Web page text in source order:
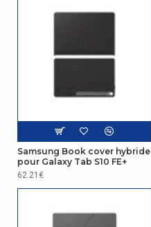
Samsung Book cover hybride
pour Galaxy Tab S10 FE+
62.21€